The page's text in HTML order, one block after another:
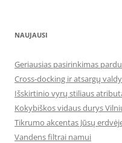
NAUJAUSI
Geriausias pasirinkimas
Cross-docking ir atsargų
Išskirtinio vyrų stiliaus
Kokybiškos vidaus durys
Tikrumo akcentas Jūsų
Vandens filtrai namui